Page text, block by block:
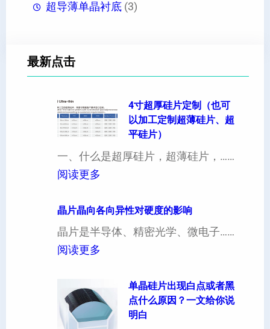
超导薄单晶衬底 (3)
最新点击
4寸超厚硅片定制（也可
以加工定制超薄硅片、超
平硅片）
一、什么是超厚硅片，超薄硅片，……
阅读更多
寸
超
定
制
晶片晶向各向异性对硬度的影响
晶片是半导体、精密光学、微电子……
阅读更多
晶
向
单晶硅片出现白点或者黑
点什么原因？一文给你说
明白